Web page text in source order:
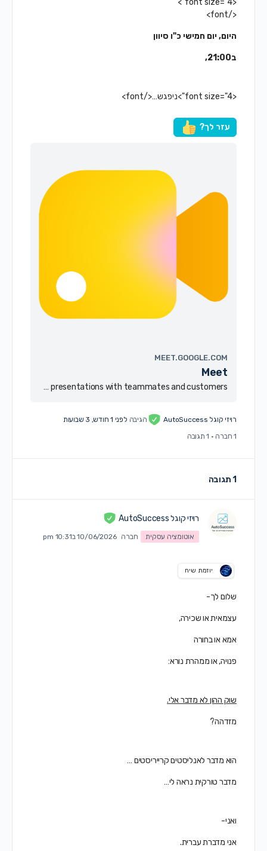
<font size="4">
</font>
היום, יום חמישי כ"ו סיוון
ב21:00,
<font size="4">ניפגש…</font>
עזר לך?
MEET.GOOGLE.COM
Meet
Real-time meetings by Google. Using your browser, share your video, desktop, and presentations with teammates and customers.
רויזי קוגל AutoSuccess הגיבהלפני 1 חודש, 3 שבועות
· 1 תגובה
רויזי קוגל AutoSuccess
אוטומציה עסקית חברה 10/06/2026 ב10:31 pm
יוזמת שיח
שלום לך-
עצמאית או שכירה,
אמא או בחורה
פנויה, או ממהרת נורא:
שוק ההון לא מדבר אלי.
מזדהה?
הוא מדבר לאנליסטים קרייריסטים …
מדבר טורקית נראה לי…
ואני-
אני מדברת עברית.